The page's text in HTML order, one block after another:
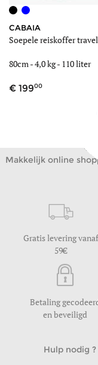
CABAIA
Soepele reiskoffer travel
80cm -4,0 kg- 110 liter
19900
Makkelijk online
Gratis levering vanaf
59
Betaling
en beveiligd
Hulp nodig ?